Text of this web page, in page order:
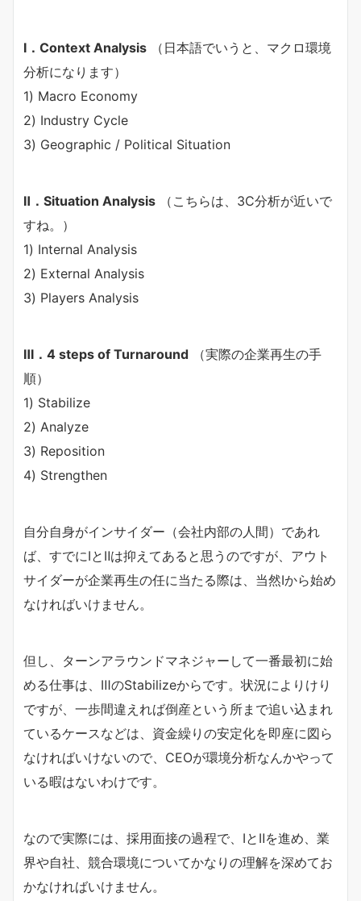
Ⅰ．Context Analysis （日本語でいうと、マクロ環境
分析になります）
1) Macro Economy
2) Industry Cycle
3) Geographic / Political Situation
Ⅱ．Situation Analysis （こちらは、3C分析が近いで
すね。）
1) Internal Analysis
2) External Analysis
3) Players Analysis
Ⅲ．4 steps of Turnaround （実際の企業再生の手
順）
1) Stabilize
2) Analyze
3) Reposition
4) Strengthen
自分自身がインサイダー（会社内部の人間）であれ
ば、すでにⅠとⅡは抑えてあると思うのですが、アウト
サイダーが企業再生の任に当たる際は、当然Ⅰから始め
なければいけません。
但し、ターンアラウンドマネジャーして一番最初に始
める仕事は、ⅢのStabilizeからです。状況によりけり
ですが、一歩間違えれば倒産という所まで追い込まれ
ているケースなどは、資金繰りの安定化を即座に図ら
なければいけないので、CEOが環境分析なんかやって
いる暇はないわけです。
なので実際には、採用面接の過程で、ⅠとⅡを進め、業
界や自社、競合環境についてかなりの理解を深めてお
かなければいけません。